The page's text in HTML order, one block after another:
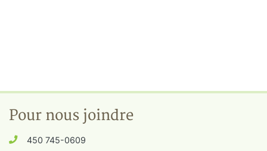
Pour nous joindre
450 745-0609